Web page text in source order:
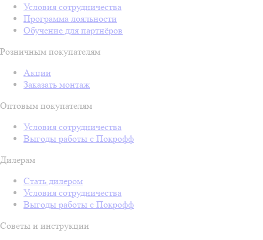
Условия сотрудничества
Программа лояльности
Обучение для партнёров
Розничным покупателям
Акции
Заказать монтаж
Оптовым покупателям
Условия сотрудничества
Выгоды работы с Покрофф
Дилерам
Стать дилером
Условия сотрудничества
Выгоды работы с Покрофф
Советы и инструкции